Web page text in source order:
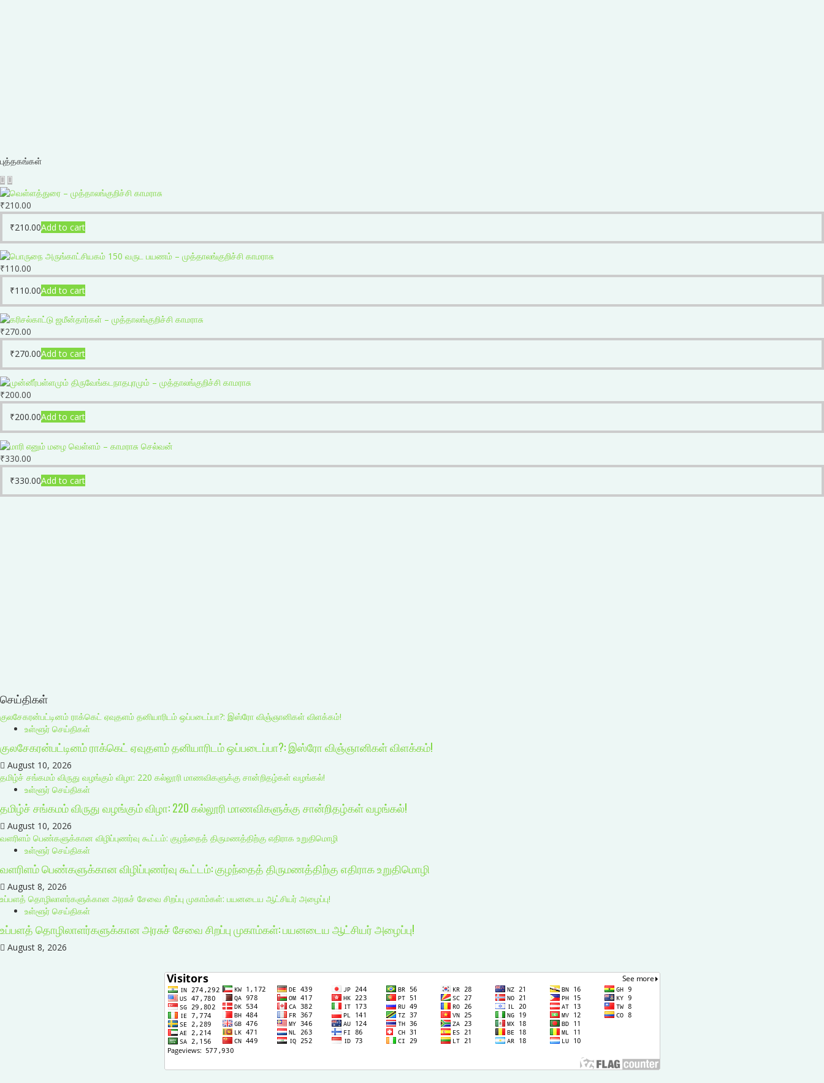
புத்தகங்கள்
₹210.00
₹210.00Add to cart
₹110.00
₹110.00Add to cart
₹270.00
₹270.00Add to cart
₹200.00
₹200.00Add to cart
₹330.00
₹330.00Add to cart
செய்திகள்
குலசேகரன்பட்டினம் ராக்கெட் ஏவுதளம் தனியாரிடம் ஒப்படைப்பா?: இஸ்ரோ விஞ்ஞானிகள் விளக்கம்!
உள்ளூர் செய்திகள்
குலசேகரன்பட்டினம் ராக்கெட் ஏவுதளம் தனியாரிடம் ஒப்படைப்பா?: இஸ்ரோ விஞ்ஞானிகள் விளக்கம்!
August 10, 2026
தமிழ்ச் சங்கமம் விருது வழங்கும் விழா: 220 கல்லூரி மாணவிகளுக்கு சான்றிதழ்கள் வழங்கல்!
உள்ளூர் செய்திகள்
தமிழ்ச் சங்கமம் விருது வழங்கும் விழா: 220 கல்லூரி மாணவிகளுக்கு சான்றிதழ்கள் வழங்கல்!
August 10, 2026
வளரிளம் பெண்களுக்கான விழிப்புணர்வு கூட்டம்: குழந்தைத் திருமணத்திற்கு எதிராக உறுதிமொழி
உள்ளூர் செய்திகள்
வளரிளம் பெண்களுக்கான விழிப்புணர்வு கூட்டம்: குழந்தைத் திருமணத்திற்கு எதிராக உறுதிமொழி
August 8, 2026
உப்பளத் தொழிலாளர்களுக்கான அரசுச் சேவை சிறப்பு முகாம்கள்: பயனடைய ஆட்சியர் அழைப்பு!
உள்ளூர் செய்திகள்
உப்பளத் தொழிலாளர்களுக்கான அரசுச் சேவை சிறப்பு முகாம்கள்: பயனடைய ஆட்சியர் அழைப்பு!
August 8, 2026